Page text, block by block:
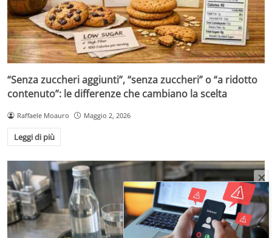
“Senza zuccheri aggiunti”, “senza zuccheri” o “a ridotto
contenuto”: le differenze che cambiano la scelta
Raffaele Moauro Maggio 2, 2026
Leggi di più